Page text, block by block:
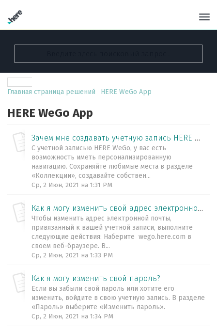
Главная страница решений HERE WeGo App
HERE WeGo App
Зачем мне создавать учетную запись HERE WeGo?
С учетной записью HERE WeGo, у вас есть
возможность иметь персонализированную
навигацию. Сохраняйте любимые места в разделе
«Коллекции», создавайте собствен...
Ср, 2 Июн, 2021 на 1:31 PM
Как я могу изменить свой адрес электронной почты?
Чтобы изменить адрес электронной почты,
привязанный к вашей учетной записи, выполните
следующие действия: Наберите wego.here.com в
своем веб-браузере. В...
Ср, 2 Июн, 2021 на 1:33 PM
Как я могу изменить свой пароль?
Если вы забыли свой пароль или хотите его
изменить, войдите в свою учетную запись. В разделе
«Пароль» выберите «Изменить пароль».
Ср, 2 Июн, 2021 на 1:34 PM